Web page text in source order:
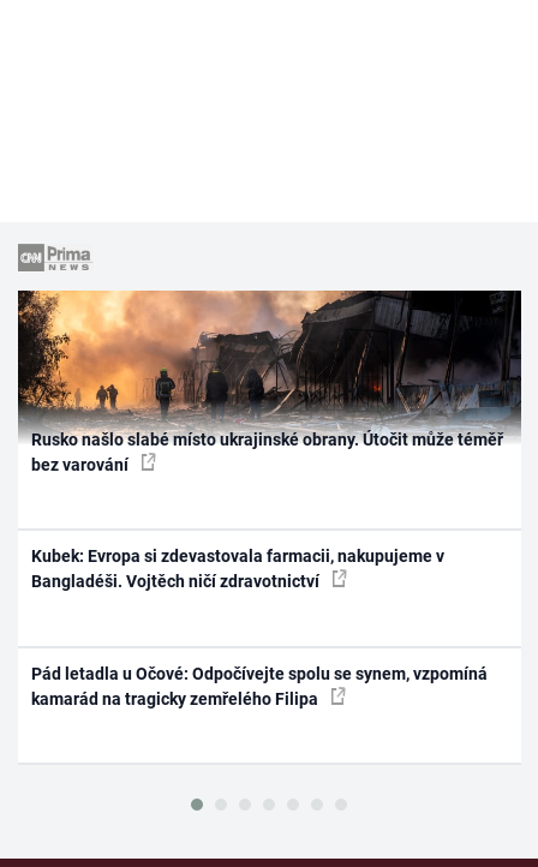
Rusko našlo slabé místo ukrajinské obrany. Útočit může téměř
bez varování
Kubek: Evropa si zdevastovala farmacii, nakupujeme v
Bangladéši. Vojtěch ničí zdravotnictví
Pád letadla u Očové: Odpočívejte spolu se synem, vzpomíná
kamarád na tragicky zemřelého Filipa